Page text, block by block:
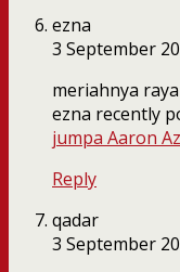
ezna
3 September
meriahnya
ezna recently
jumpa Aaron
Reply
qadar
3 September